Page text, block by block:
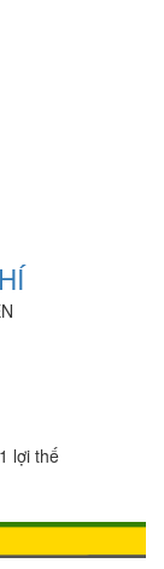
lợi thế